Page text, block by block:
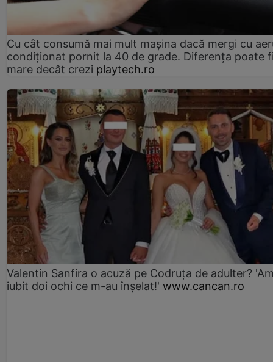
Cu cât consumă mai mult mașina dacă mergi cu
condiționat pornit la 40 de grade. Diferența poate
mare decât crezi playtech.ro
Valentin Sanfira o acuză pe Codruța de adulter?
iubit doi ochi ce m-au înșelat!' www.cancan.ro